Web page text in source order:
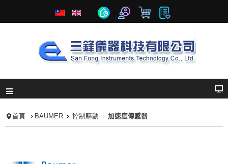
首頁 BAUMER 控制驅動 加速度傳感器